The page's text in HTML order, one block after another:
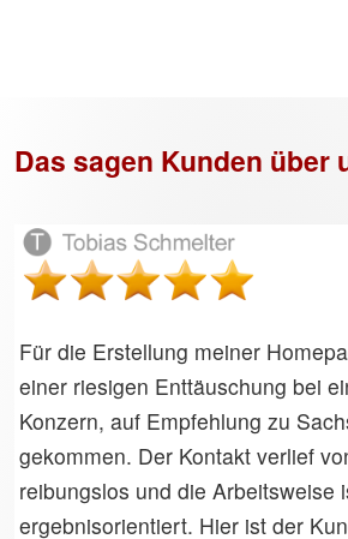
Das sagen Kunden über
Für die Erstellung meiner
einer riesigen Enttäuschung bei
Konzern, auf Empfehlung zu
gekommen. Der Kontakt verlief
reibungslos und die Arbeitsweise
ergebnisorientiert. Hier ist der